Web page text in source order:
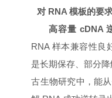
对 RNA 模板的要
高容量 cDNA
RNA 样本兼容性良
是长期保存、部分
古生物研究中，能